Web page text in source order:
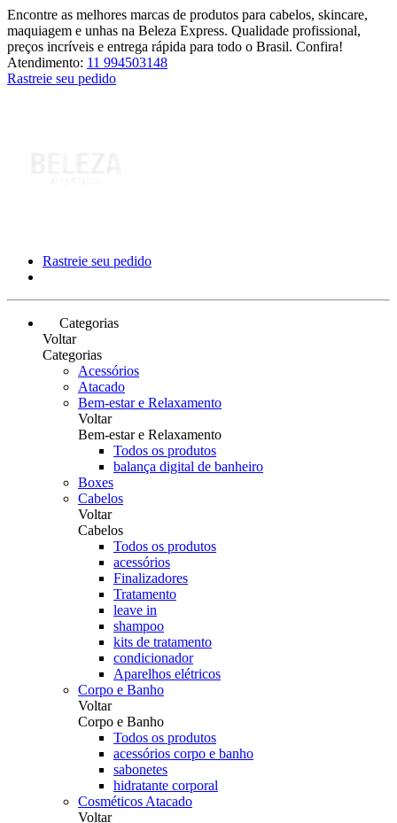
Encontre as melhores marcas de produtos para cabelos, skincare,
maquiagem e unhas na Beleza Express. Qualidade profissional,
preços incríveis e entrega rápida para todo o Brasil. Confira!
Atendimento: 11 994503148
Rastreie seu pedido
Rastreie seu pedido
Categorias
Voltar
Categorias
Acessórios
Atacado
Bem-estar e Relaxamento
Voltar
Bem-estar e Relaxamento
Todos os produtos
balança digital de banheiro
Boxes
Cabelos
Voltar
Cabelos
Todos os produtos
acessórios
Finalizadores
Tratamento
leave in
shampoo
kits de tratamento
condicionador
Aparelhos elétricos
Corpo e Banho
Voltar
Corpo e Banho
Todos os produtos
acessórios corpo e banho
sabonetes
hidratante corporal
Cosméticos Atacado
Voltar